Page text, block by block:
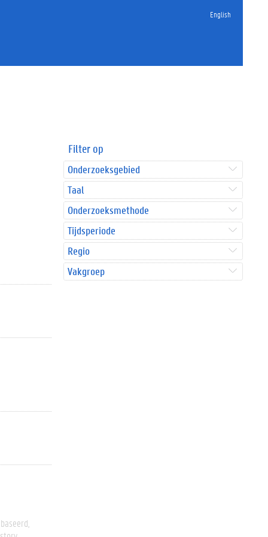
English
Filter op
Onderzoeksgebied
Taal
Onderzoeksmethode
Tijdsperiode
Regio
Vakgroep